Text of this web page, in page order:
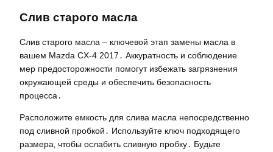
Слив старого масла
Слив старого масла – ключевой этап замены масла в
вашем Mazda CX-4 2017․ Аккуратность и соблюдение
мер предосторожности помогут избежать загрязнения
окружающей среды и обеспечить безопасность
процесса․
Расположите емкость для слива масла непосредственно
под сливной пробкой․ Используйте ключ подходящего
размера‚ чтобы ослабить сливную пробку․ Будьте